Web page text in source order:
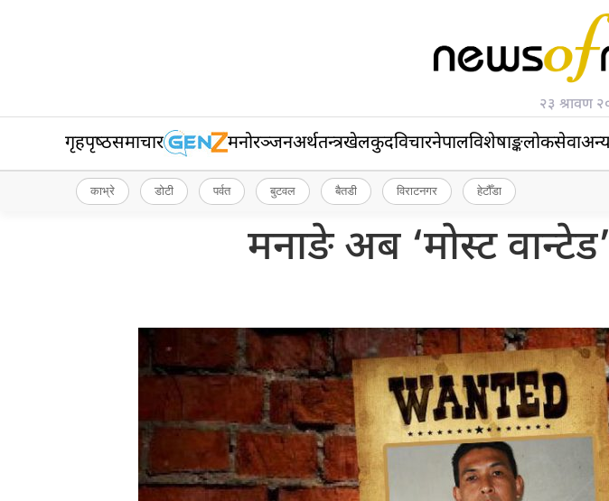
२३ श्रावण
गृहपृष्‍ठसमाचार मनोरञ्जनअर्थतन्त्रखेलकुदविचारनेपालविशेषाङ्कलोकसेवा
काभ्रे डोटी पर्वत बुटवल बैतडी विराटनगर हेटौँडा
मनाङे अब ‘मोस्ट